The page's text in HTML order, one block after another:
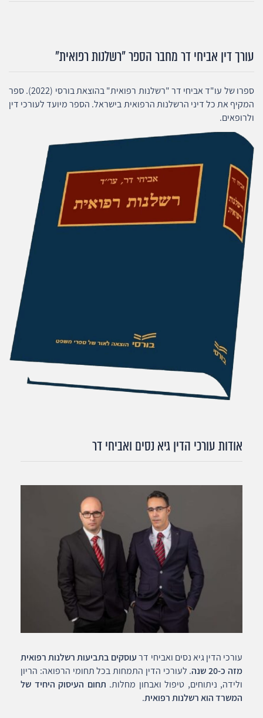
עורך דין אביחי דר מחבר הספר "רשלנות רפואית"
ספרו של עו"ד אביחי דר "רשלנות רפואית" בהוצאת בורסי (2022). ספר
המקיף את כל דיני הרשלנות הרפואית בישראל. הספר מיועד לעורכי דין
ולרופאים.
אודות עורכי הדין גיא נסים ואביחי דר
עורכי הדין גיא נסים ואביחי דרעוסקים בתביעות רשלנות רפואית
מזה כ-20 שנה
. לעורכי הדין התמחות בכל תחומי הרפואה: הריון
ולידה, ניתוחים, טיפול ואבחון מחלות. תחום העיסוק היחיד של
המשרד הוא רשלנות רפואית.